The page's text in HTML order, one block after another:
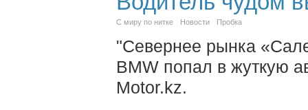
С миру по нитке Новости Пробка
"Севернее рынка
BMW попал в жуткую
Motor.kz.